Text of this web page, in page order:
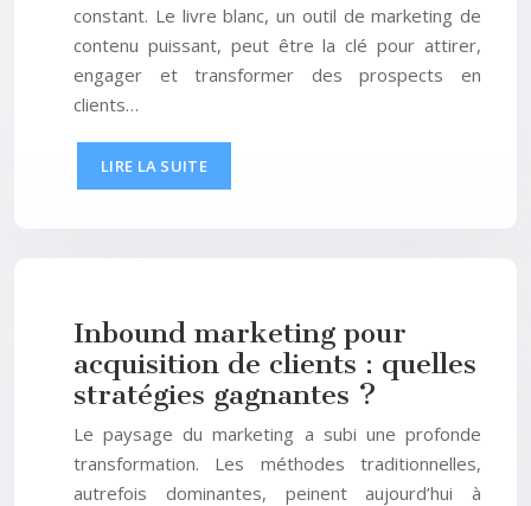
constant. Le livre blanc, un outil de marketing de
contenu puissant, peut être la clé pour attirer,
engager et transformer des prospects en
clients…
LIRE LA SUITE
Inbound marketing pour
acquisition de clients : quelles
stratégies gagnantes ?
Le paysage du marketing a subi une profonde
transformation. Les méthodes traditionnelles,
autrefois dominantes, peinent aujourd’hui à